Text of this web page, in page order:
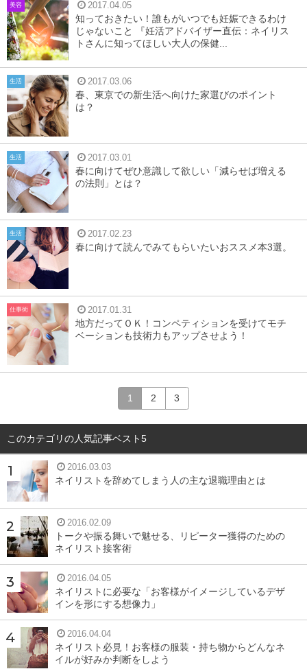
美容 2017.04.05
知っておきたい！誰もがいつでも妊娠できるわけ
じゃないこと 『妊活アドバイザー直伝：ネイリス
トさんに知ってほしい大人の保健...
生活 2017.03.06
春、東京での新生活へ向けた家選びのポイント
は？
生活 2017.03.01
春に向けてぜひ意識して欲しい「減らせば増える
の法則」とは？
生活 2017.02.23
春に向けて読んでみてもらいたいおススメ本3選。
仕事術 2017.01.31
地方だってＯＫ！コンペティションを受けてモチ
ベーションも技術力もアップさせよう！
1 2 3
このカテゴリの人気記事ベスト5
2016.03.03
ネイリストを辞めてしまう人の主な退職理由とは
2016.02.09
トークや振る舞いで魅せる、リピーター獲得のための
ネイリスト接客術
2016.04.05
ネイリストに必要な「お客様がイメージしているデザ
インを形にする想像力」
2016.04.04
ネイリスト必見！お客様の服装・持ち物からどんなネ
イルが好みか判断をしよう